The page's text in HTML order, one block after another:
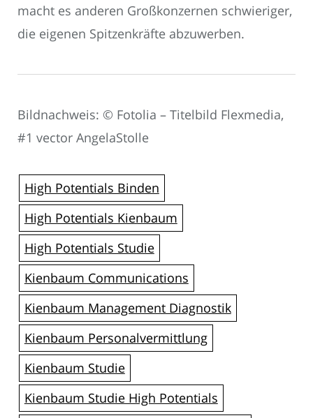
macht es anderen Großkonzernen schwieriger,
die eigenen Spitzenkräfte abzuwerben.
Bildnachweis: © Fotolia – Titelbild Flexmedia,
#1 vector AngelaStolle
High Potentials Binden
High Potentials Kienbaum
High Potentials Studie
Kienbaum Communications
Kienbaum Management Diagnostik
Kienbaum Personalvermittlung
Kienbaum Studie
Kienbaum Studie High Potentials